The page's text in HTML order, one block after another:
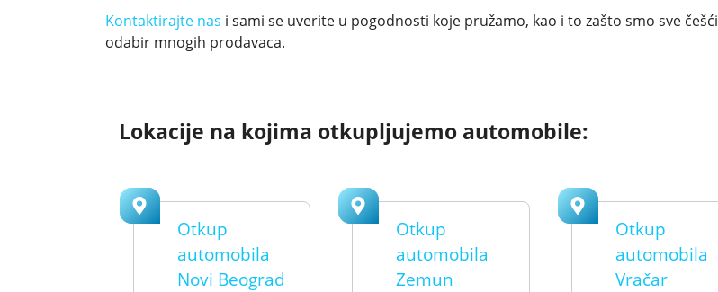
Kontaktirajte nas i sami se uverite u pogodnosti koje pružamo, kao i to zašto smo sve češći
odabir mnogih prodavaca.
Lokacije na kojima otkupljujemo automobile:
Otkup
automobila
Novi Beograd
Otkup
automobila
Zemun
Otkup
automobila
Vračar